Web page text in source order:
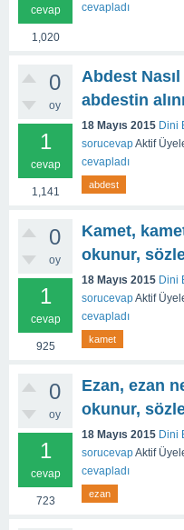
cevap
1,020
cevapladı
0
oy
1
cevap
1,141
Abdest Nasıl
abdestin
18 Mayıs 2015 Dini
sorucevapAktif
cevapladı
abdest
0
oy
1
cevap
925
Kamet,
okunur,
18 Mayıs 2015 Dini
sorucevapAktif
cevapladı
kamet
0
oy
1
cevap
723
Ezan, ezan
okunur,
18 Mayıs 2015 Dini
sorucevapAktif
cevapladı
ezan